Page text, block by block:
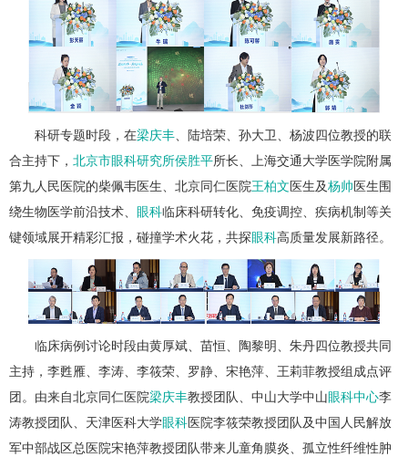
科研专题时段，在梁庆丰 、陆培荣、孙大卫、杨波四位教授的联
合主持下， 北京市眼科研究所侯胜平所长、上海交通大学医学院附属
第九人民医院的柴佩韦医生、北京同仁医院王柏文医生及杨帅医生围
绕生物医学前沿技术、 眼科临床科研转化、免疫调控、疾病机制等关
键领域展开精彩汇报，碰撞学术火花，共探眼科高质量发展新路径。
临床病例讨论时段由黄厚斌、苗恒、陶黎明、朱丹四位教授共同
主持，李甦雁、李涛、李筱荣、罗静、宋艳萍、王莉菲教授组成点评
团。由来自北京同仁医院梁庆丰教授团队、中山大学中山眼科中心李
涛教授团队、天津医科大学眼科医院李筱荣教授团队及中国人民解放
军中部战区总医院宋艳萍教授团队带来儿童角膜炎、孤立性纤维性肿